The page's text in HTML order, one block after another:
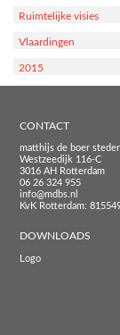
Ruimtelijke visies
Vlaardingen
2015
CONTACT
matthijs de boer
Westzeedijk 116-C
3016 AH Rotterdam
06 26 324 955
info@mdbs.nl
KvK Rotterdam:
DOWNLOADS
Logo